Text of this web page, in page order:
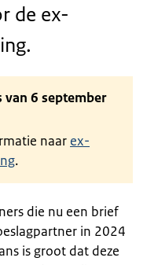
de ex-
van 6 september
naar ex-
.
die nu een brief
in 2024
is groot dat deze